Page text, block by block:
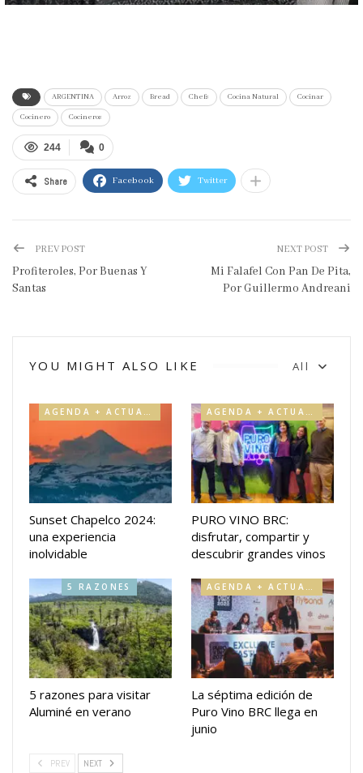
ARGENTINA Arroz Bread Chefs Cocina Natural Cocinar
Cocinero Cocineros
0
244
Share Facebook Twitter
PREV POST
Profiteroles, Por Buenas Y
Santas
NEXT POST
Mi Falafel Con Pan De Pita,
Por Guillermo Andreani
All
YOU MIGHT ALSO LIKE
AGENDA + ACTUALIDAD
Sunset Chapelco 2024:
una experiencia
inolvidable
AGENDA + ACTUALIDAD
PURO VINO BRC:
disfrutar, compartir y
descubrir grandes vinos
5 RAZONES
5 razones para visitar
Aluminé en verano
AGENDA + ACTUALIDAD
La séptima edición de
Puro Vino BRC llega en
junio
PREV NEXT